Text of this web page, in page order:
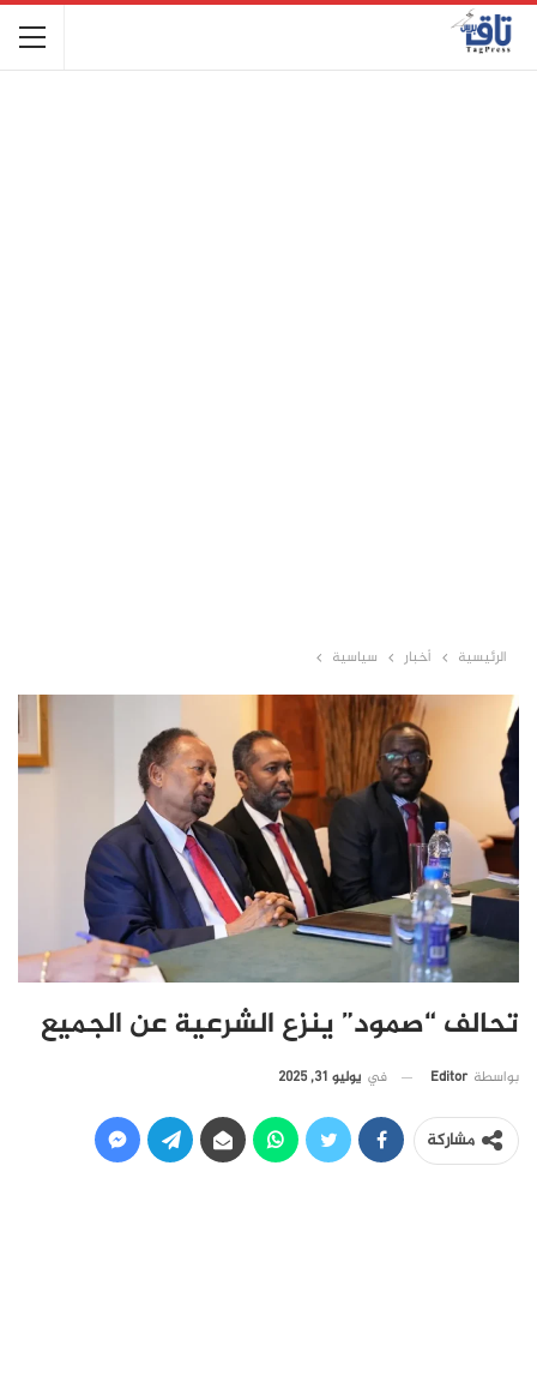
الرئيسية أخبار سياسية
تحالف “صمود” ينزع الشرعية عن الجميع
بواسطة Editor في يوليو 31, 2025
مشاركة